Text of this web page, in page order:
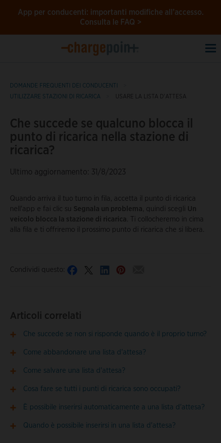
App per conducenti: importanti modifiche all’accesso.
Consulta le FAQ >
DOMANDE FREQUENTI DEI CONDUCENTI
UTILIZZARE STAZIONI DI RICARICA
USARE LA LISTA D'ATTESA
Che succede se qualcuno blocca il
punto di ricarica nella stazione di
ricarica?
Ultimo aggiornamento: 31/8/2023
Quando arriva il tuo turno in fila, accetta il punto di ricarica
nell'app e fai clic su Segnala un problema, quindi scegli Un
veicolo blocca la stazione di ricarica. Ti collocheremo in cima
alla fila e ti offriremo il prossimo punto di ricarica che si libera.
Condividi questo:
Articoli correlati
Che succede se non si risponde quando è il proprio turno?
Come abbandonare una lista d'attesa?
Come salvare una lista d'attesa?
Cosa fare se tutti i punti di ricarica sono occupati?
È possibile inserirsi automaticamente a una lista d'attesa?
Quando è possibile inserirsi in una lista d'attesa?